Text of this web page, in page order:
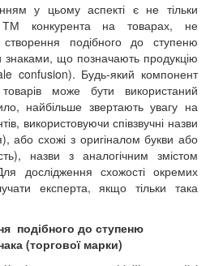
у цьому аспекті є не тільки
ТМ конкурента на товарах, не
подібного до ступеню
знаками, що позначають продукцію
confusion). Будь-який компонент
може бути використаний
найбільше звертають увагу на
використовуючи співзвучні назви
або схожі з оригіналом букви або
назви з аналогічним змістом
дослідження схожості окремих
експерта, якщо тільки така
подібного до ступеню
(торгової марки)